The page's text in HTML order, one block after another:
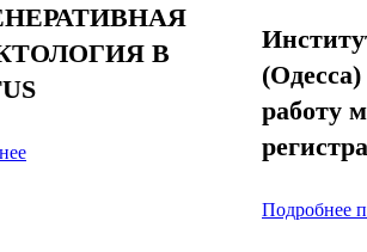
В
работу
Подробнее